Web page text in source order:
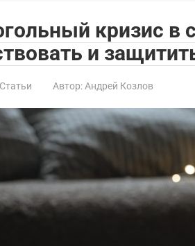
кризис в
и
Статьи Автор: Андрей Козлов